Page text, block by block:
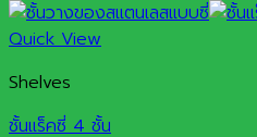
Quick View
Shelves
ชั้นแร็คซี่ 4 ชั้น